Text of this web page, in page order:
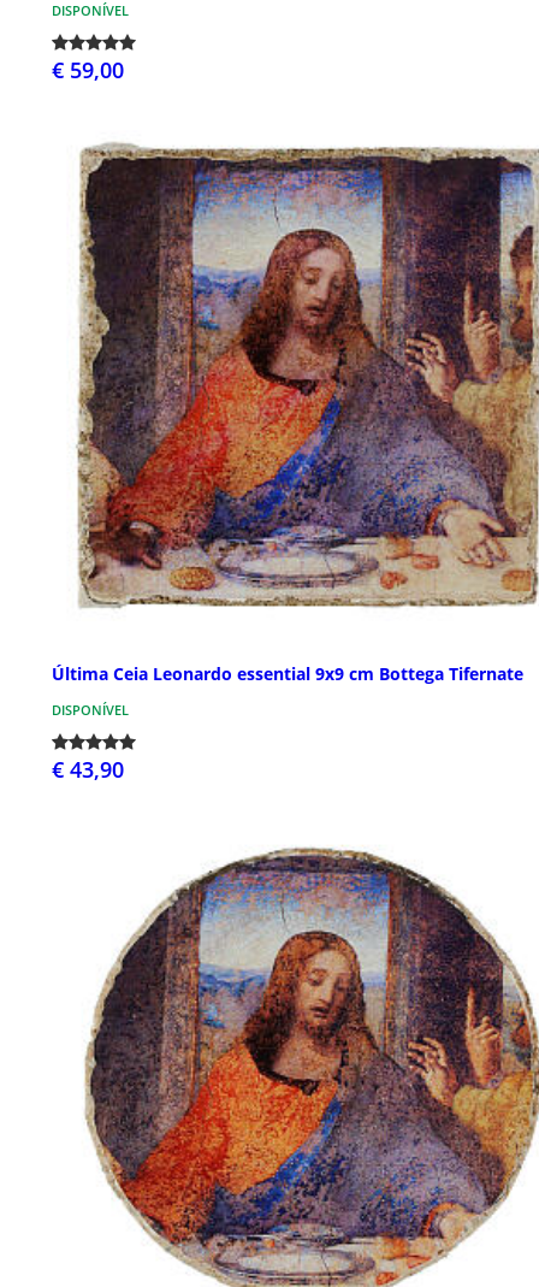
DISPONÍVEL
€ 59,00
Última Ceia Leonardo essential 9x9 cm Bottega Tifernate
DISPONÍVEL
€ 43,90